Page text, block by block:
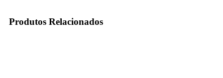
Produtos Relacionados